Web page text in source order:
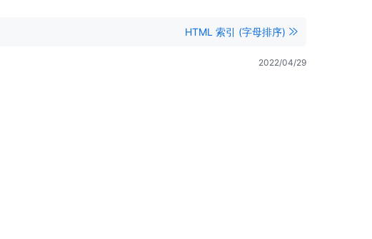
HTML 索引 (字母排序)
2022/04/29